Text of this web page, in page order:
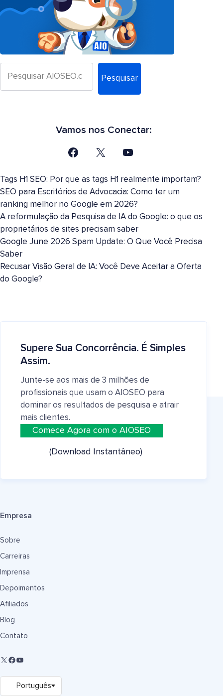
Pesquisar
Vamos nos Conectar:
Tags H1 SEO: Por que as tags H1 realmente importam?
SEO para Escritórios de Advocacia: Como ter um
ranking melhor no Google em 2026?
A reformulação da Pesquisa de IA do Google: o que os
proprietários de sites precisam saber
Google June 2026 Spam Update: O Que Você Precisa
Saber
Recusar Visão Geral de IA: Você Deve Aceitar a Oferta
do Google?
Supere Sua Concorrência. É Simples
Assim.
Junte-se aos mais de 3 milhões de
profissionais que usam o AIOSEO para
dominar os resultados de pesquisa e atrair
mais clientes.
Comece Agora com o AIOSEO
(Download Instantâneo)
Empresa
Sobre
Carreiras
Imprensa
Depoimentos
Afiliados
Blog
Contato